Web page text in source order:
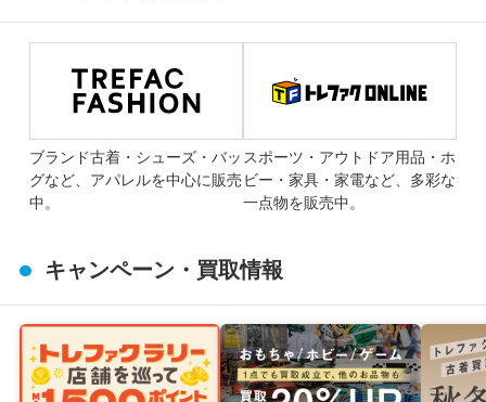
ブランド古着・シューズ・バッ
グなど、アパレルを中心に販売
中。
スポーツ・アウトドア用品・ホ
ビー・家具・家電など、多彩な
一点物を販売中。
キャンペーン・買取情報